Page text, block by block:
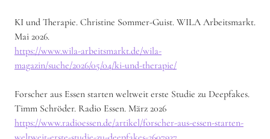
KI und Therapie. Christine Sommer-Guist. WILA Arbeitsmarkt.
Mai 2026.
https://www.wila-arbeitsmarkt.de/wila-
magazin/suche/2026/05/04/ki-und-therapie/
Forscher aus Essen starten weltweit erste Studie zu Deepfakes.
Timm Schröder. Radio Essen. März 2026
https://www.radioessen.de/artikel/forscher-aus-essen-starten-